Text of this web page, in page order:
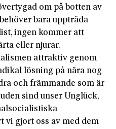
om på botten av
bara uppträda
ingen kommer att
eller njurar.
attraktiv genom
lösning på nära nog
och främmande som är
sind unser Unglück,
vi gjort oss av med dem